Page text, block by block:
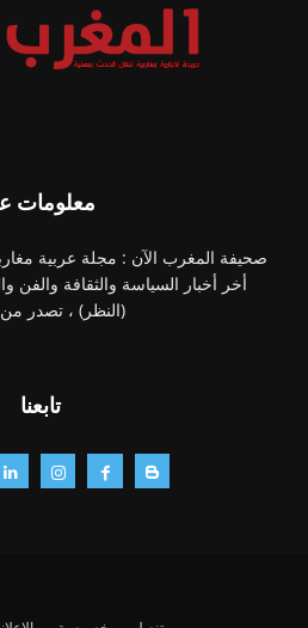
معلومات
صحيفة المغرب الآن : مجلة عربية
أخر أخبار السياسة والثقافة
(النظر) ، تصدر
تابعنا